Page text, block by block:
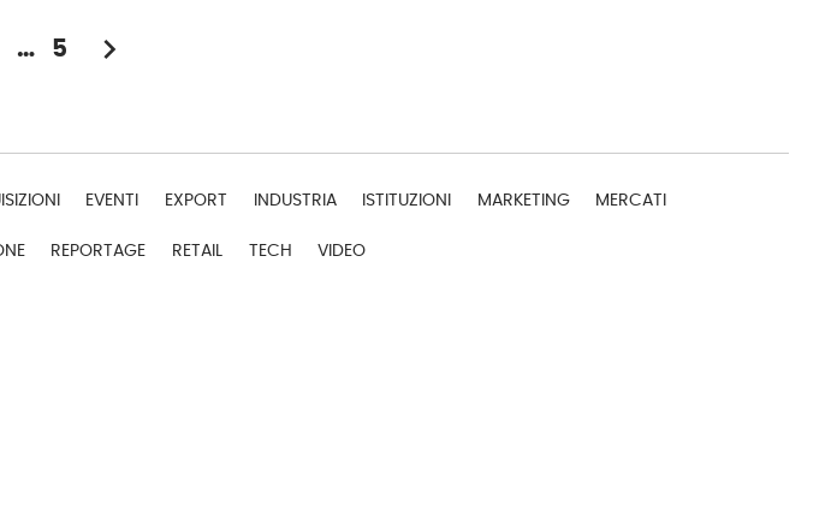
… 5 chevron_right
EVENTI EXPORT INDUSTRIA ISTITUZIONI MARKETING MERCATI
REPORTAGE RETAIL TECH VIDEO